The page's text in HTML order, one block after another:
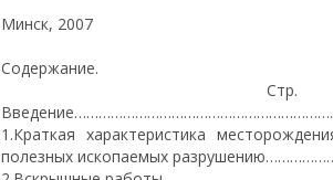
Минск, 2007
Содержание.
Стр.
1.Краткая характеристика
полезных ископаемых